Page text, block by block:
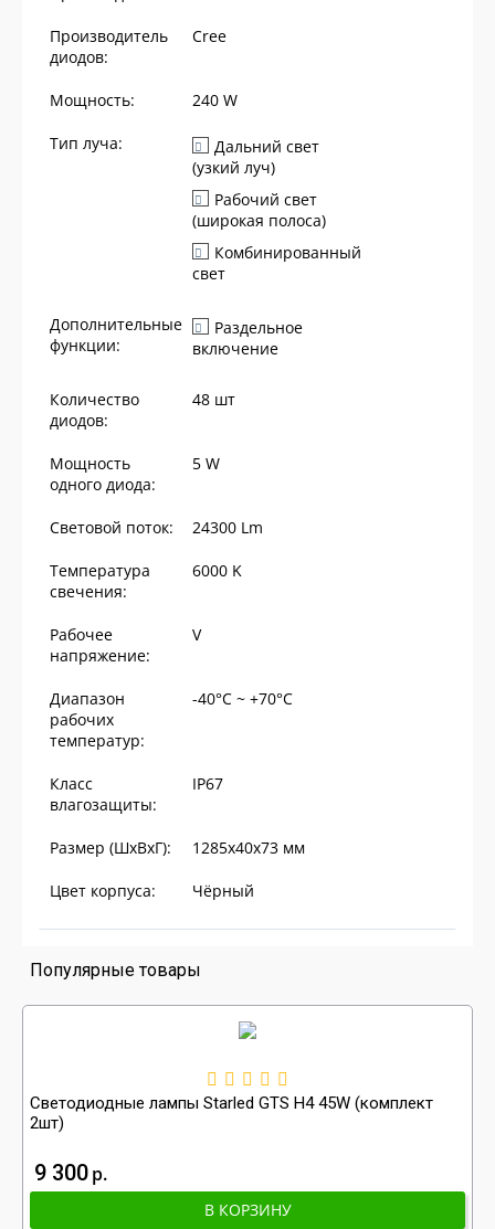
Производитель
диодов:
Cree
Мощность: 240 W
Тип луча:
Дальний свет
(узкий луч)
Рабочий свет
(широкая полоса)
Комбинированный
свет
Дополнительные
функции:
Раздельное
включение
Количество
диодов:
48 шт
Мощность
одного диода:
5 W
Световой поток: 24300 Lm
Температура
свечения:
6000 K
Рабочее
напряжение:
V
Диапазон
рабочих
температур:
-40°С ~ +70°С
Класс
влагозащиты:
IP67
Размер (ШхВхГ): 1285х40х73 мм
Цвет корпуса: Чёрный
Популярные товары
Светодиодные лампы Starled GTS H4 45W (комплект
2шт)
9 300р
В КОРЗИНУ